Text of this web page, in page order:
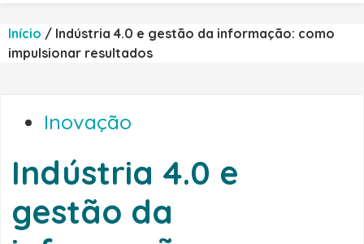
Início / Indústria 4.0 e gestão da informação: como
impulsionar resultados
Inovação
Indústria 4.0 e
gestão da